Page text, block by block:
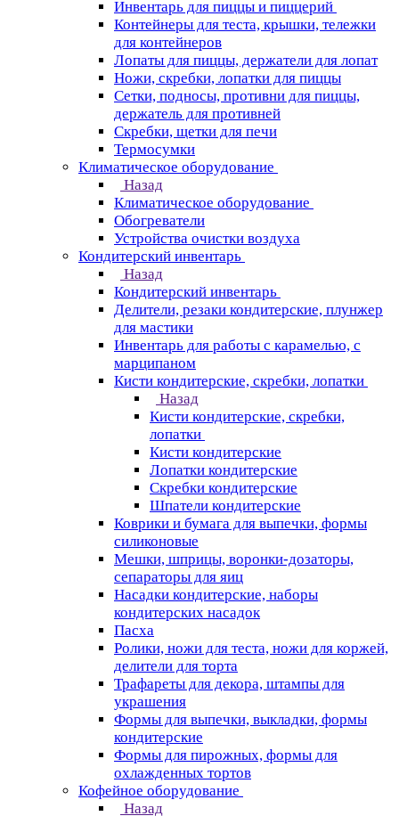
Инвентарь для пиццы и пиццерий
Контейнеры для теста, крышки, тележки
для контейнеров
Лопаты для пиццы, держатели для лопат
Ножи, скребки, лопатки для пиццы
Сетки, подносы, противни для пиццы,
держатель для противней
Скребки, щетки для печи
Термосумки
Климатическое оборудование
Назад
Климатическое оборудование
Обогреватели
Устройства очистки воздуха
Кондитерский инвентарь
Назад
Кондитерский инвентарь
Делители, резаки кондитерские, плунжер
для мастики
Инвентарь для работы с карамелью, с
марципаном
Кисти кондитерские, скребки, лопатки
Назад
Кисти кондитерские, скребки,
лопатки
Кисти кондитерские
Лопатки кондитерские
Скребки кондитерские
Шпатели кондитерские
Коврики и бумага для выпечки, формы
силиконовые
Мешки, шприцы, воронки-дозаторы,
сепараторы для яиц
Насадки кондитерские, наборы
кондитерских насадок
Пасха
Ролики, ножи для теста, ножи для коржей,
делители для торта
Трафареты для декора, штампы для
украшения
Формы для выпечки, выкладки, формы
кондитерские
Формы для пирожных, формы для
охлажденных тортов
Кофейное оборудование
Назад